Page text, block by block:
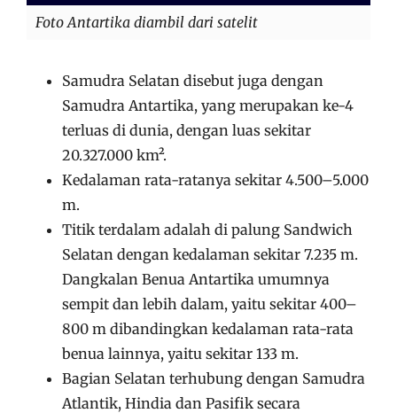
Foto Antartika diambil dari satelit
Samudra Selatan disebut juga dengan
Samudra Antartika, yang merupakan ke-4
terluas di dunia, dengan luas sekitar
20.327.000 km².
Kedalaman rata-ratanya sekitar 4.500–5.000
m.
Titik terdalam adalah di palung Sandwich
Selatan dengan kedalaman sekitar 7.235 m.
Dangkalan Benua Antartika umumnya
sempit dan lebih dalam, yaitu sekitar 400–
800 m dibandingkan kedalaman rata-rata
benua lainnya, yaitu sekitar 133 m.
Bagian Selatan terhubung dengan Samudra
Atlantik, Hindia dan Pasifik secara